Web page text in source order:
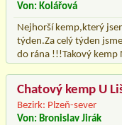
Von: Kolářová
Nejhorší kemp,který
týden.Za celý týden
do rána !!!Takový kemp
Chatový kemp U
Bezirk: Plzeň-sever
Von: Bronislav Jirák